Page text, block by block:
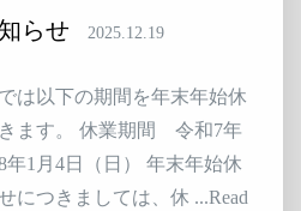
らせ 2025.12.19
は以下の期間を年末年始休
ます。 休業期間 令和7年
年1月4日（日） 年末年始休
につきましては、休 ...Read